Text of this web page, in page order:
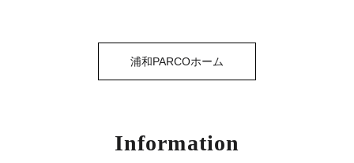
浦和PARCOホーム
Information